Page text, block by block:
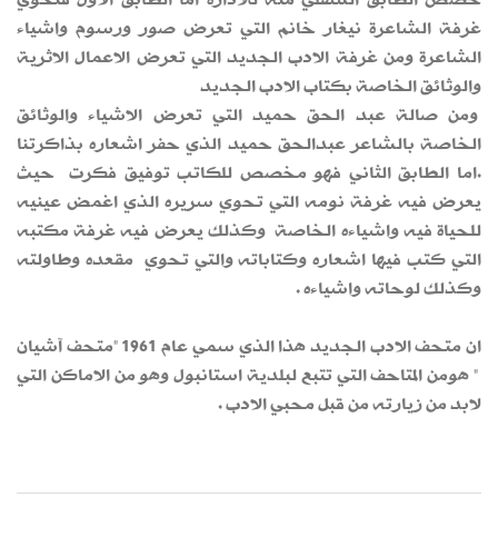
غرفة الشاعرة نيغار خانم التي تعرض صور ورسوم واشياء
الشاعرة ومن غرفة الادب الجديد التي تعرض الاعمال الاثرية
والوثائق الخاصة بكتاب الادب الجديد
ومن صالة عبد الحق حميد التي تعرض الاشياء والوثائق
الخاصة بالشاعر عبدالحق حميد الذي حفر اشعاره بذاكرتنا
.اما الطابق الثاني فهو مخصص للكاتب توفيق فكرت حيث
يعرض فيه غرفة نومه التي تحوي سريره الذي اغمض عينيه
للحياة فيه واشياءه الخاصة وكذلك يعرض فيه غرفة مكتبه
التي كتب فيها اشعاره وكتاباته والتي تحوي مقعده وطاولته
وكذلك لوحاته واشياءه .
ان متحف الادب الجديد هذا الذي سمي عام 1961 "متحف آشيان
" هومن المتاحف التي تتبع لبلدية استانبول وهو من الاماكن التي
لابد من زيارته من قبل محبي الادب .